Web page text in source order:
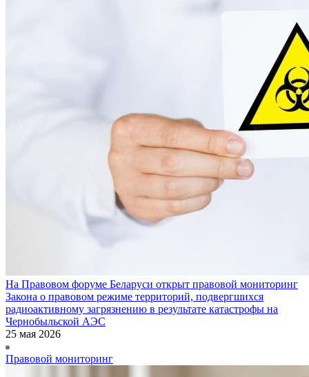
На Правовом форуме Беларуси открыт правовой мониторинг
Закона о правовом режиме территорий, подвергшихся
радиоактивному загрязнению в результате катастрофы на
Чернобыльской АЭС
25 мая 2026
Правовой мониторинг